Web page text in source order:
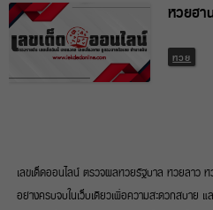
หวยฮา
หวย
เลขเด็ดออนไลน์ ตรวจผลหวยรัฐบาล หวยลาว
อย่างครบจบในเว็บเดียวเพื่อความสะดวกสบาย